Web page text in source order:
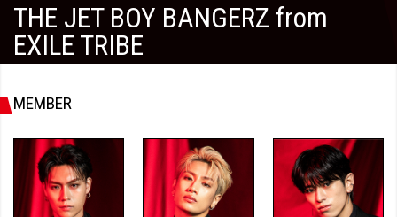
THE JET BOY BANGERZ from
EXILE TRIBE
MEMBER